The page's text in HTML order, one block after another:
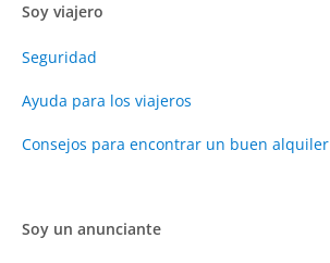
Soy viajero
Seguridad
Ayuda para los viajeros
Consejos para encontrar un buen alquiler
Soy un anunciante